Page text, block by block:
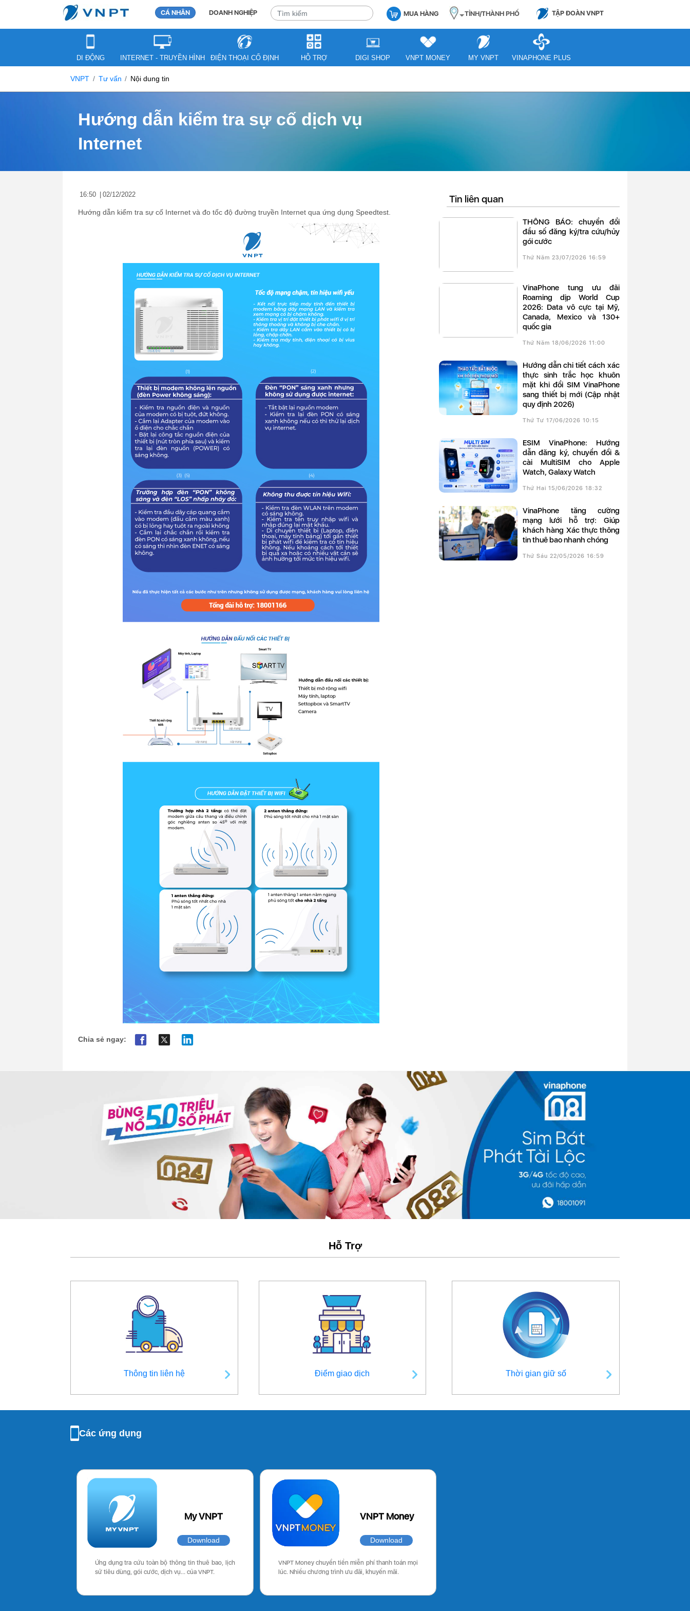
CÁ NHÂN DOANH NGHIỆP MUA HÀNG TỈNH/THÀNH PHỐ TẬP ĐOÀN VNPT
DI ĐỘNG INTERNET - TRUYỀN HÌNH ĐIỆN THOẠI CỐ ĐỊNH HỖ TRỢ DIGI SHOP VNPT MONEY MY VNPT VINAPHONE PLUS
VNPT Tư vấn Nội dung tin
Hướng dẫn kiểm tra sự cố dịch vụ
Internet
16:50 02/12/2022
Hướng dẫn kiểm tra sự cố Internet và đo tốc độ đường truyền Internet qua ứng dụng Speedtest.
Chia sẻ ngay:
Tin liên quan
THÔNG BÁO: chuyển đổi
đầu số đăng ký/tra cứu/hủy
gói cước
Thứ Năm 23/07/2026 16:59
VinaPhone tung ưu đãi
Roaming dịp World Cup
2026: Data vô cực tại Mỹ,
Canada, Mexico và 130+
quốc gia
Thứ Năm 18/06/2026 11:00
Hướng dẫn chi tiết cách xác
thực sinh trắc học khuôn
mặt khi đổi SIM VinaPhone
sang thiết bị mới (Cập nhật
quy định 2026)
Thứ Tư 17/06/2026 10:15
eSIM VinaPhone: Hướng
dẫn đăng ký, chuyển đổi &
cài MultiSIM cho Apple
Watch, Galaxy Watch
Thứ Hai 15/06/2026 18:32
VinaPhone tăng cường
mạng lưới hỗ trợ: Giúp
khách hàng Xác thực thông
tin thuê bao nhanh chóng
Thứ Sáu 22/05/2026 16:59
Hỗ Trợ
Thông tin liên hệ Điểm giao dịch Thời gian giữ số
Các ứng dụng
My VNPT
Download
Ứng dụng tra cứu toàn bộ thông tin thuê bao, lịch
sử tiêu dùng, gói cước, dịch vụ… của VNPT.
VNPT Money
Download
VNPT Money chuyển tiền miễn phí thanh toán mọi
lúc. Nhiều chương trình ưu đãi, khuyến mãi.